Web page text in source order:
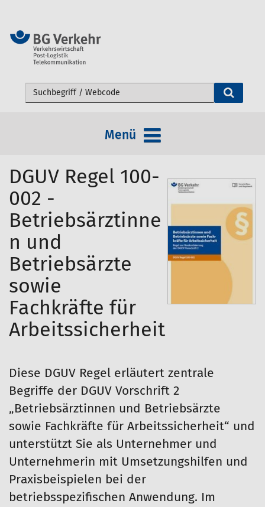
Webseite durchsuchen
Menü
DGUV Regel 100-
002 -
Betriebsärztinne
n und
Betriebsärzte
sowie
Fachkräfte für
Arbeitssicherheit
Diese DGUV Regel erläutert zentrale
Begriffe der DGUV Vorschrift 2
„Betriebsärztinnen und Betriebsärzte
sowie Fachkräfte für Arbeitssicherheit“ und
unterstützt Sie als Unternehmer und
Unternehmerin mit Umsetzungshilfen und
Praxisbeispielen bei der
betriebsspezifischen Anwendung. Im